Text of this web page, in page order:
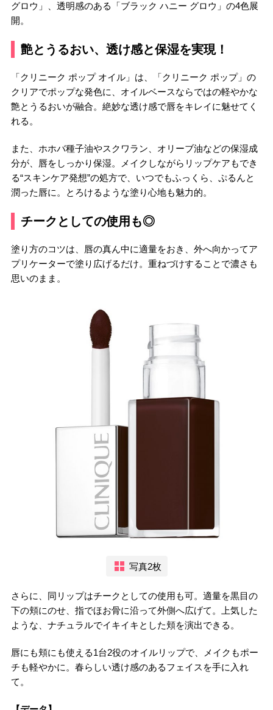
グロウ」、透明感のある「ブラック ハニー グロウ」の4色展
開。
艶とうるおい、透け感と保湿を実現！
「クリニーク ポップ オイル」は、「クリニーク ポップ」の
クリアでポップな発色に、オイルベースならではの軽やかな
艶とうるおいが融合。絶妙な透け感で唇をキレイに魅せてく
れる。
また、ホホバ種子油やスクワラン、オリーブ油などの保湿成
分が、唇をしっかり保湿。メイクしながらリップケアもでき
る“スキンケア発想”の処方で、いつでもふっくら、ぷるんと
潤った唇に。とろけるような塗り心地も魅力的。
チークとしての使用も◎
塗り方のコツは、唇の真ん中に適量をおき、外へ向かってア
プリケーターで塗り広げるだけ。重ねづけすることで濃さも
思いのまま。
写真2枚
さらに、同リップはチークとしての使用も可。適量を黒目の
下の頬にのせ、指でほお骨に沿って外側へ広げて。上気した
ような、ナチュラルでイキイキとした頬を演出できる。
唇にも頬にも使える1台2役のオイルリップで、メイクもポー
チも軽やかに。春らしい透け感のあるフェイスを手に入れ
て。